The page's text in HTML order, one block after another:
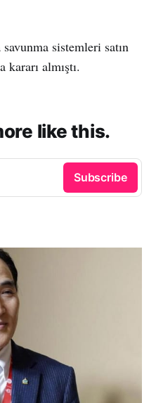
sistemleri satın
kararı almıştı.
like this.
Subscribe